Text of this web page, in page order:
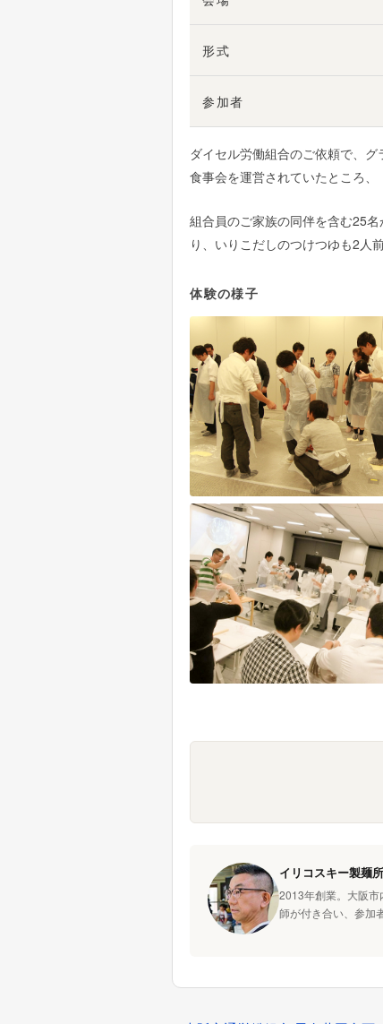
形式
参加者
ダイセル労働組合のご依頼で、
食事会を運営されていたところ
組合員のご家族の同伴を含む25
り、いりこだしのつけつゆも2人
体験の様子
イリコスキー製麺
2013年創業。大阪
師が付き合い、参加